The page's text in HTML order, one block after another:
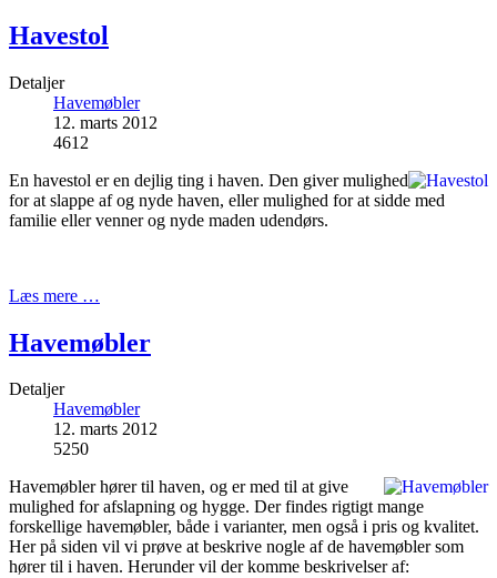
Havestol
Detaljer
Havemøbler
12. marts 2012
4612
En havestol er en dejlig ting i haven. Den giver mulighed
for at slappe af og nyde haven, eller mulighed for at sidde med
familie eller venner og nyde maden udendørs.
Læs mere …
Havemøbler
Detaljer
Havemøbler
12. marts 2012
5250
Havemøbler hører til haven, og er med til at give
mulighed for afslapning og hygge. Der findes rigtigt mange
forskellige havemøbler, både i varianter, men også i pris og kvalitet.
Her på siden vil vi prøve at beskrive nogle af de havemøbler som
hører til i haven. Herunder vil der komme beskrivelser af: